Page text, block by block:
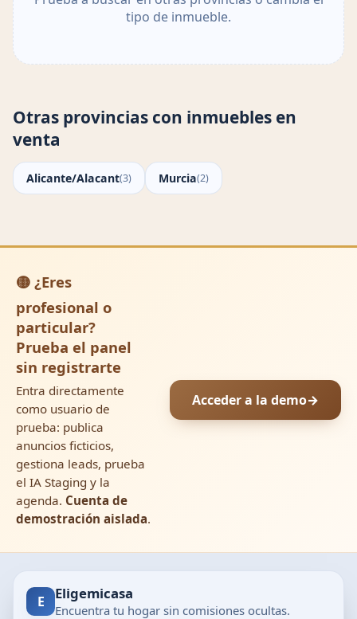
tipo de inmueble.
Otras provincias con inmuebles en
venta
Alicante/Alacant(3) Murcia(2)
🟡 ¿Eres
profesional o
particular?
Prueba el panel
sin registrarte
Entra directamente
como usuario de
prueba: publica
anuncios ficticios,
gestiona leads, prueba
el IA Staging y la
agenda. Cuenta de
demostración aislada.
Acceder a la demo→
E Eligemicasa
Encuentra tu hogar sin comisiones ocultas.